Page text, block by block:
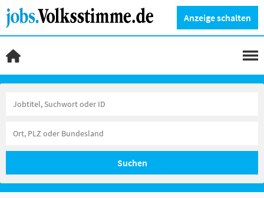
Anzeige schalten
Suchen